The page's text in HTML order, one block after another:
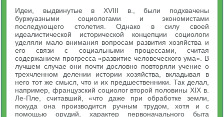
Идеи, выдвинутые в XVIII в., были подхвачены
буржуазными социологами и экономистами
последующего столетия. Однако в силу своей
идеалистической исторической концепции социологи
уделяли мало внимания вопросам развития хозяйства и
его связи с социальными процессами, считая
содержанием прогресса «развитие человеческого ума». В
лучшем случае они почти дословно повторяли учение о
трехчленном делении истории хозяйства, вкладывая в
него тот же смысл, что и их предшественники. Так делал,
например, французский социолог второй половины XIX в.
Ле-Пле, считавший, «что даже при обработке земли,
покуда она производится ручным трудом, хотя и с
помощью орудий, характер первоначального быта